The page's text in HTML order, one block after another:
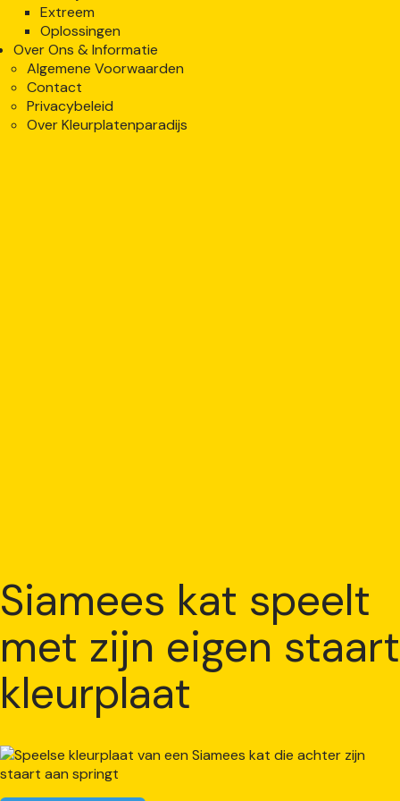
Extreem
Oplossingen
Over Ons & Informatie
Algemene Voorwaarden
Contact
Privacybeleid
Over Kleurplatenparadijs
Siamees kat speelt
met zijn eigen staart
kleurplaat